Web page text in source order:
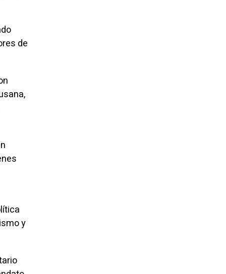
de
y